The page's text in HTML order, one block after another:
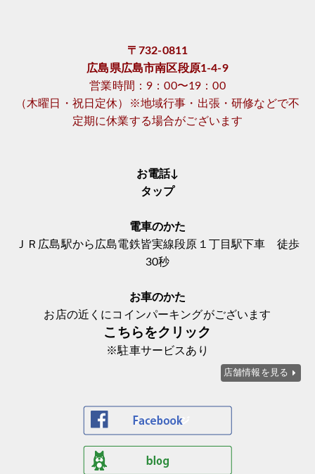
〒732-0811
広島県広島市南区段原1-4-9
営業時間：9：00〜19：00
（木曜日・祝日定休）※地域行事・出張・研修などで不
定期に休業する場合がございます
お電話↓
タップ
電車のかた
ＪＲ広島駅から広島電鉄皆実線段原１丁目駅下車 徒歩
30秒
お車のかた
お店の近くにコインパーキングがございます
こちらをクリック
※駐車サービスあり
店舗情報を見る